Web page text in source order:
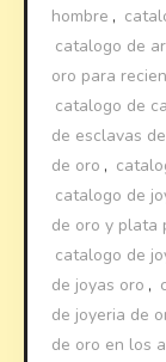
hombre ,
catalogo de
oro para
catalogo de
de esclavas
de oro ,
catalogo de
de oro y plata
catalogo de
de joyas oro ,
de joyeria de
de oro en los